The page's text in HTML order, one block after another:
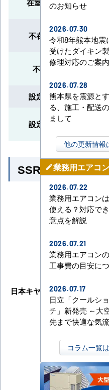
在室検知ON／OFF
不在時省エネ運転
不在時節電運転
設定温度自動復帰
設定温度範囲制限
SSRN63CNT と
ダイキン
日本キヤリア（旧：東芝）
のお知らせ
2026.07.30
令和8年熊本地震
受けたダイキン
修理対応のご案内
2026.07.28
熊本県を震源と
る、施工・配送
まして
他の更新情報
mode_edit業務用エアコ
2026.07.22
業務用エアコン
使える？対応で
意点を解説
2026.07.21
業務用エアコン
工事費の目安に
2026.07.17
日立「クールシ
チ」新発売 ～大
先まで快適な気
コラム一覧